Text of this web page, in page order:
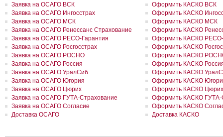
около 200 млн рублей
РОСГОССТРАХ в Воронежской области застраховал самолеты
авиакомпании «Полет» на 8,8 млн долларов
РОСГОССТРАХ в Ленинградской области принял более 200
возмещение ущерба, причиненного июльским ураганом
РОСГОССТРАХ в Свердловской области застраховал дом на
41 млн рублей
РОСГОССТРАХ застрахует по ОСАГО автотранспорт МВД
Республики
РОСГОССТРАХ в Москве и Московской области застраховал 2
сумму 26,2 млн рублей
РОСГОССТРАХ урегулировал более трех четвертей убытков,
причиненных природными пожарами
РОСГОССТРАХ урегулировал более трех четвертей убытков,
причиненных природными пожарами
РОСГОССТРАХ выплатил более 3 млн рублей за поврежденное
Заявка на ОСАГО ВСК
Заявка на ОСАГО Ингосстрах
Заявка на ОСАГО МСК
Заявка на ОСАГО Ренессанс Страхование
Заявка на ОСАГО РЕСО-Гарантия
Заявка на ОСАГО Росгосстрах
Заявка на ОСАГО РОСНО
Заявка на ОСАГО Россия
Заявка на ОСАГО УралСиб
Заявка на ОСАГО Югория
Заявка на ОСАГО Цюрих
Заявка на ОСАГО ГУТА-Страхование
Заявка на ОСАГО Согласие
Доставка ОСАГО
Оформить КАСКО ВСК
Оформить КАСКО
Оформить КАСКО МСК
Оформить КАСКО
Оформить КАСКО РЕСО-
Оформить КАСКО
Оформить КАСКО
Оформить КАСКО
Оформить КАСКО
Оформить КАСКО
Оформить КАСКО Цюрих
Оформить КАСКО ГУТА-
Оформить КАСКО
Доставка КАСКО